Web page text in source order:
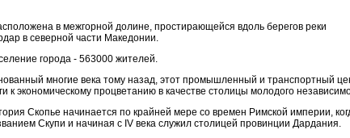
в межгорной долине, простирающейся вдоль берегов реки
в северной части Македонии.
города - 563000 жителей.
многие века тому назад, этот промышленный и транспортный
к экономическому процветанию в качестве столицы молодого
Скопье начинается по крайней мере со времен Римской империи,
Скупи и начиная с IV века служил столицей провинции Дардания.